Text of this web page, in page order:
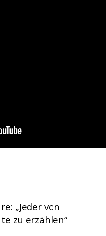
„Jeder von
zu erzählen“